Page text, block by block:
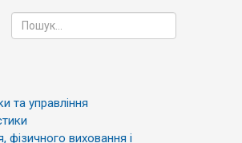
та управління
фізичного виховання і